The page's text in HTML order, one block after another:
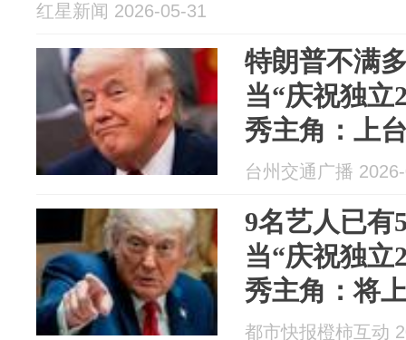
红星新闻 2026-05-31
特朗普不满
当“庆祝独立
秀主角：上
艺术家”，自
台州交通广播
9名艺人已有
当“庆祝独立
秀主角：将
艺术家”，自
都市快报橙柿互动